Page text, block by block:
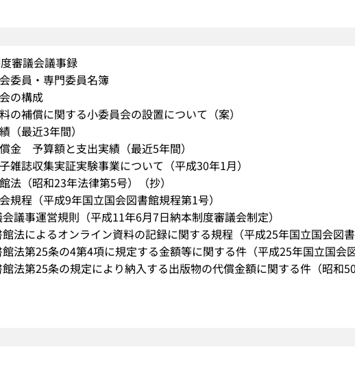
審議会議事録
委員・専門委員名簿
の構成
の補償に関する小委員会の設置について（案）
（最近3年間）
金 予算額と支出実績（最近5年間）
雑誌収集実証実験事業について（平成30年1月）
法（昭和23年法律第5号）（抄）
規程（平成9年国立国会図書館規程第1号）
会議事運営規則（平成11年6月7日納本制度審議会制定）
館法によるオンライン資料の記録に関する規程（平成25年国立国会図書
館法第25条の4第4項に規定する金額等に関する件（平成25年国立国会
館法第25条の規定により納入する出版物の代償金額に関する件（昭和